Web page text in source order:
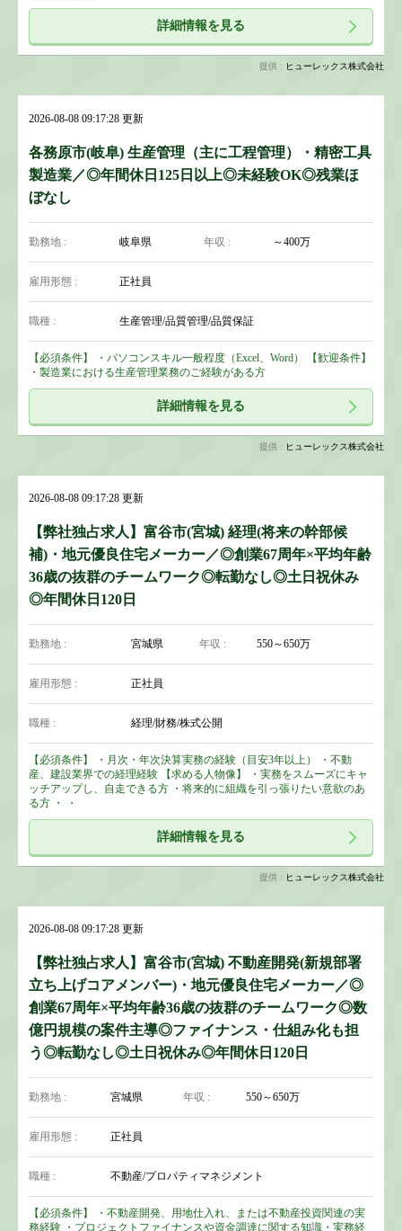
詳細情報を見る
提供 : ヒューレックス株式会社
2026-08-08 09:17:28 更新
各務原市(岐阜) 生産管理（主に工程管理）・精密工具
製造業／◎年間休日125日以上◎未経験OK◎残業ほ
ぼなし
勤務地 : 岐阜県 年収 : ～400万
雇用形態 : 正社員
職種 : 生産管理/品質管理/品質保証
【必須条件】 ・パソコンスキル一般程度（Excel、Word） 【歓迎条件】
・製造業における生産管理業務のご経験がある方
詳細情報を見る
提供 : ヒューレックス株式会社
2026-08-08 09:17:28 更新
【弊社独占求人】富谷市(宮城) 経理(将来の幹部候
補)・地元優良住宅メーカー／◎創業67周年×平均年齢
36歳の抜群のチームワーク◎転勤なし◎土日祝休み
◎年間休日120日
勤務地 : 宮城県 年収 : 550～650万
雇用形態 : 正社員
職種 : 経理/財務/株式公開
【必須条件】 ・月次・年次決算実務の経験（目安3年以上） ・不動
産、建設業界での経理経験 【求める人物像】 ・実務をスムーズにキャ
ッチアップし、自走できる方 ・将来的に組織を引っ張りたい意欲のあ
る方 ・ ・
詳細情報を見る
提供 : ヒューレックス株式会社
2026-08-08 09:17:28 更新
【弊社独占求人】富谷市(宮城) 不動産開発(新規部署
立ち上げコアメンバー)・地元優良住宅メーカー／◎
創業67周年×平均年齢36歳の抜群のチームワーク◎数
億円規模の案件主導◎ファイナンス・仕組み化も担
う◎転勤なし◎土日祝休み◎年間休日120日
勤務地 : 宮城県 年収 : 550～650万
雇用形態 : 正社員
職種 : 不動産/プロパティマネジメント
【必須条件】 ・不動産開発、用地仕入れ、または不動産投資関連の実
務経験 ・プロジェクトファイナンスや資金調達に関する知識・実務経